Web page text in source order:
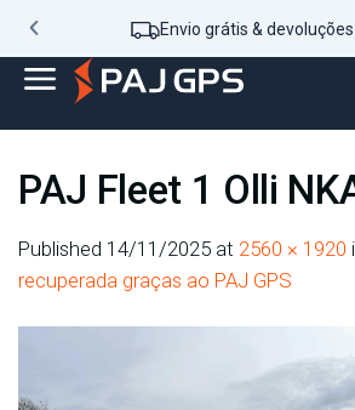
Envio grátis &
PAJ Fleet 1 Olli
Published 14/11/2025 at 2560 × 1920
recuperada graças ao PAJ GPS